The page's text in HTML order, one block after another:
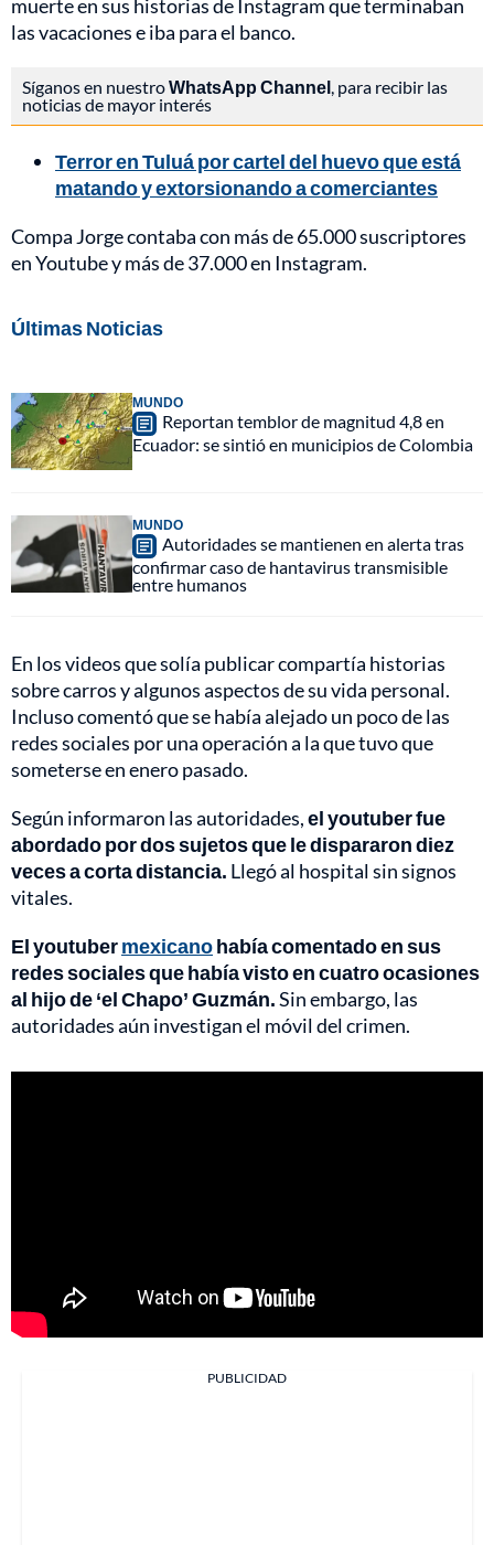
muerte en sus historias de Instagram que terminaban
las vacaciones e iba para el banco.
Síganos en nuestroWhatsApp Channel, para recibir las
noticias de mayor interés
Terror en Tuluá por cartel del huevo que está
matando y extorsionando a comerciantes
Compa Jorge contaba con más de 65.000 suscriptores
en Youtube y más de 37.000 en Instagram.
Últimas Noticias
MUNDO
Reportan temblor de magnitud 4,8 en
Ecuador: se sintió en municipios de Colombia
MUNDO
Autoridades se mantienen en alerta tras
confirmar caso de hantavirus transmisible
entre humanos
En los videos que solía publicar compartía historias
sobre carros y algunos aspectos de su vida personal.
Incluso comentó que se había alejado un poco de las
redes sociales por una operación a la que tuvo que
someterse en enero pasado.
Según informaron las autoridades,el youtuber fue
abordado por dos sujetos que le dispararon diez
veces a corta distancia. Llegó al hospital sin signos
vitales.
El youtubermexicanohabía comentado en sus
redes sociales que había visto en cuatro ocasiones
al hijo de ‘el Chapo’ Guzmán.Sin embargo, las
autoridades aún investigan el móvil del crimen.
PUBLICIDAD